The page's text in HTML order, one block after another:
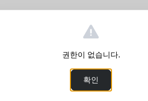
권한이 없습니다.
확인